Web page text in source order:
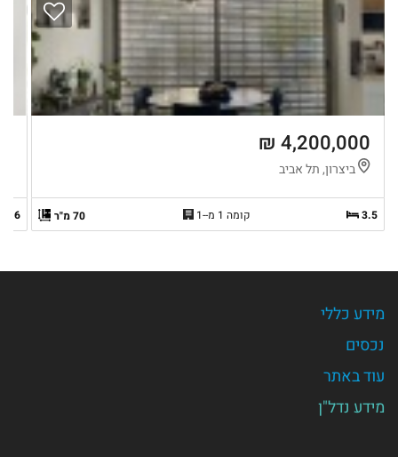
4,200,000 ₪
ביצרון, תל אביב
3.5 קומה 1 מ--1 70 מ"ר 6
מידע כללי
נכסים
עוד באתר
מידע נדל"ן